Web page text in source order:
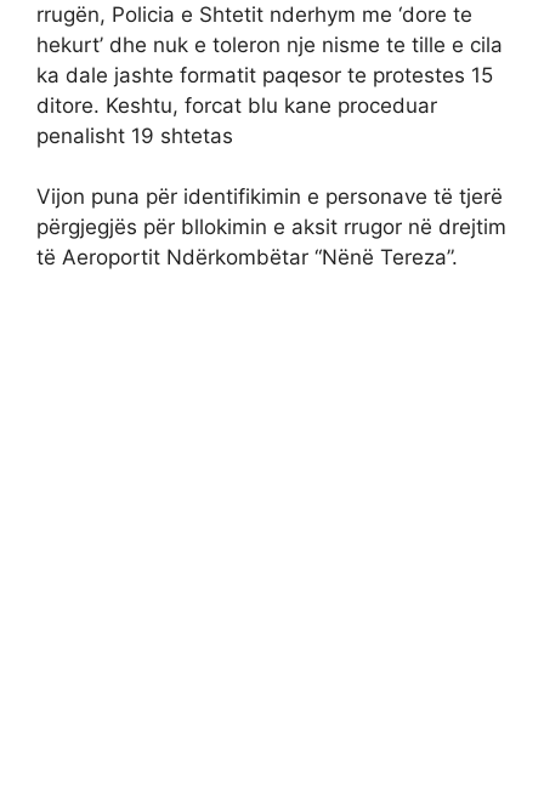
rrugën, Policia e Shtetit nderhym me ‘dore te
hekurt’ dhe nuk e toleron nje nisme te tille e cila
ka dale jashte formatit paqesor te protestes 15
ditore. Keshtu, forcat blu kane proceduar
penalisht 19 shtetas
Vijon puna për identifikimin e personave të tjerë
përgjegjës për bllokimin e aksit rrugor në drejtim
të Aeroportit Ndërkombëtar “Nënë Tereza”.